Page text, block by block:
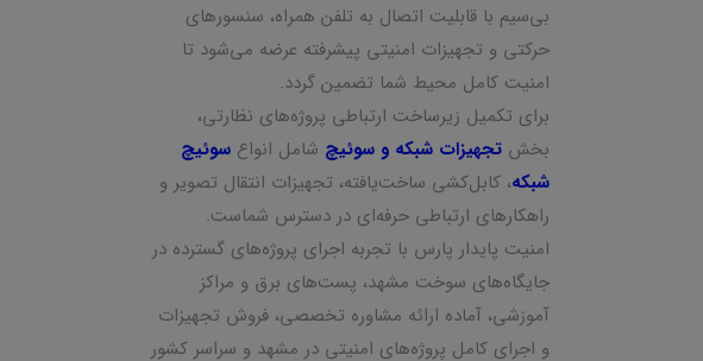
بی‌سیم با قابلیت اتصال به تلفن همراه، سنسورهای
حرکتی و تجهیزات امنیتی پیشرفته عرضه می‌شود تا
امنیت کامل محیط شما تضمین گردد.
برای تکمیل زیرساخت ارتباطی پروژه‌های نظارتی،
بخشتجهیزات شبکه و سوئیچ شامل انواعسوئیچ
شبکه، کابل‌کشی ساخت‌یافته، تجهیزات انتقال تصویر و
راهکارهای ارتباطی حرفه‌ای در دسترس شماست.
امنیت پایدار پارس با تجربه اجرای پروژه‌های گسترده در
جایگاه‌های سوخت مشهد، پست‌های برق و مراکز
آموزشی، آماده ارائه مشاوره تخصصی، فروش تجهیزات
و اجرای کامل پروژه‌های امنیتی در مشهد و سراسر کشور